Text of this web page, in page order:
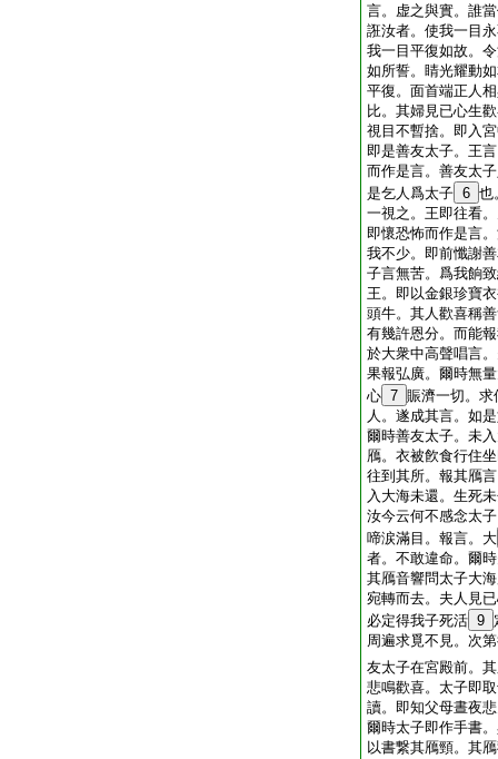
言。虚之與實。誰
誑汝者。使我一目
我一目平復如故。
如所誓。睛光耀動
平復。面首端正人
比。其婦見已心生
視目不暫捨。即入
即是善友太子。王
而作是言。善友太
是乞人爲太子 6 也
一視之。王即往看
即懷恐怖而作是言
我不少。即前懺謝
子言無苦。爲我餉
王。即以金銀珍寶
頭牛。其人歡喜稱
有幾許恩分。而能
於大衆中高聲唱言
果報弘廣。爾時無
心 7 賑濟一切。求
人。遂成其言。如
爾時善友太子。未
鴈。衣被飮食行住
往到其所。報其鴈
入大海未還。生死
汝今云何不感念太
啼涙滿目。報言。大
者。不敢違命。爾
其鴈音響問太子大
宛轉而去。夫人見
必定得我子死活 9
周遍求覓不見。次
友太子在宮殿前。
悲鳴歡喜。太子即
讀。即知父母晝夜
爾時太子即作手書
以書繋其鴈頸。其